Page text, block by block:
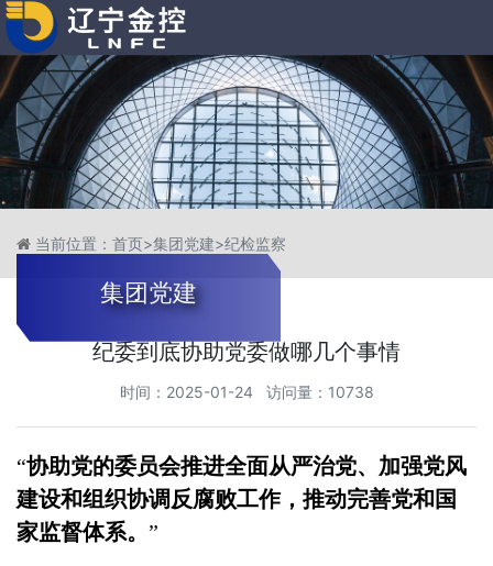
集团党建
当前位置： 首页>集团党建>纪检监察
纪委到底协助党委做哪几个事情
时间：2025-01-24 访问量：10738
“协助党的委员会推进全面从严治党、加强党风
建设和组织协调反腐败工作，推动完善党和国
家监督体系。 ”